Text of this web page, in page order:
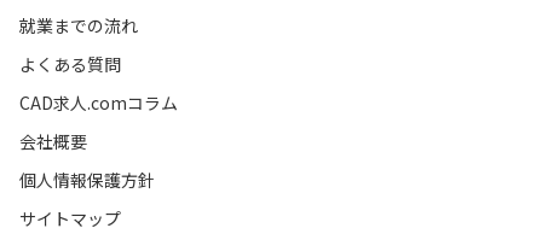
就業までの流れ
よくある質問
CAD求人.comコラム
会社概要
個人情報保護方針
サイトマップ